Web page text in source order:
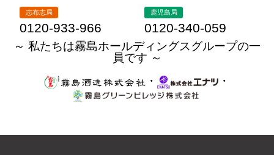
志布志局
0120-933-966
鹿児島局
0120-340-059
～ 私たちは霧島ホールディングスグループの一
員です ～
・
・